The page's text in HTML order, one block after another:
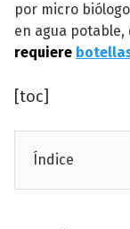
por micro
en agua potable,
requiere
[toc]
Índice